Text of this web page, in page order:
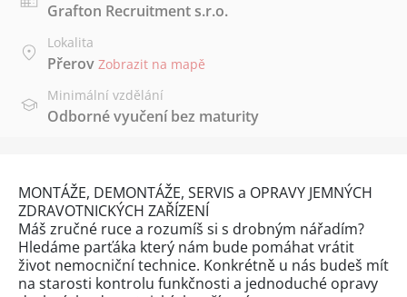
Grafton Recruitment s.r.o.
Lokalita
Přerov Zobrazit na mapě
Minimální vzdělání
Odborné vyučení bez maturity
MONTÁŽE, DEMONTÁŽE, SERVIS a OPRAVY JEMNÝCH
ZDRAVOTNICKÝCH ZAŘÍZENÍ
Máš zručné ruce a rozumíš si s drobným nářadím?
Hledáme parťáka který nám bude pomáhat vrátit
život nemocniční technice. Konkrétně u nás budeš mít
na starosti kontrolu funkčnosti a jednoduché opravy